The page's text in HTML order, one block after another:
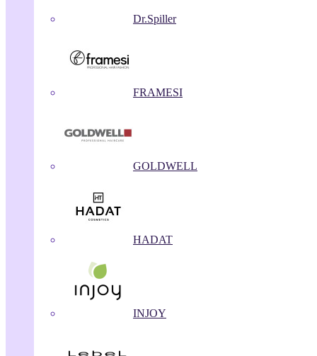
Dr.Spiller
FRAMESI
GOLDWELL
HADAT
INJOY